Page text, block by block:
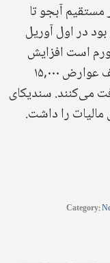
مستقیم آبجو تا
بود در اول آوریل
به تورم است افزایش
یابد. آبجوسازان محلی برای جبران، نصف عوارض ۱۵,۰۰۰
می‌کنند. سندیکای
را داشت.
Category: